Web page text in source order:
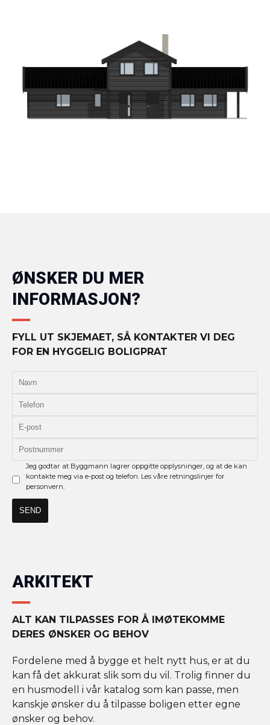
ØNSKER DU MER
INFORMASJON?
FYLL UT SKJEMAET, SÅ KONTAKTER VI DEG
FOR EN HYGGELIG BOLIGPRAT
Jeg godtar at Byggmann lagrer oppgitte opplysninger, og at de kan
kontakte meg via e-post og telefon. Les våre retningslinjer for
personvern.
ARKITEKT
ALT KAN TILPASSES FOR Å IMØTEKOMME
DERES ØNSKER OG BEHOV
Fordelene med å bygge et helt nytt hus, er at du
kan få det akkurat slik som du vil. Trolig finner du
en husmodell i vår katalog som kan passe, men
kanskje ønsker du å tilpasse boligen etter egne
ønsker og behov.